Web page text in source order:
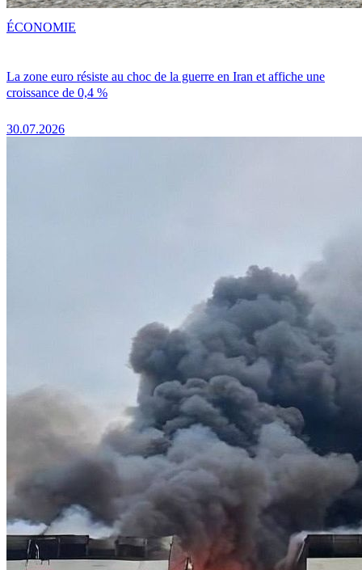
La zone euro résiste au choc de la guerre en Iran et affiche une
croissance de 0,4 %
30.07.2026
ÉCONOMIE